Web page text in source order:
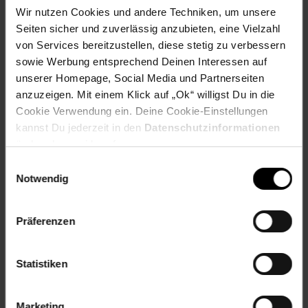
Wir nutzen Cookies und andere Techniken, um unsere
Seiten sicher und zuverlässig anzubieten, eine Vielzahl
von Services bereitzustellen, diese stetig zu verbessern
sowie Werbung entsprechend Deinen Interessen auf
unserer Homepage, Social Media und Partnerseiten
anzuzeigen. Mit einem Klick auf „Ok“ willigst Du in die
Cookie Verwendung ein. Deine Cookie-Einstellungen
kannst Du jederzeit in den Datenschutzinformationen
ändern bzw. widerrufen.
Notwendig
Präferenzen
Statistiken
bieten, die sie mit Spaß und Leidenschaft arbeiten und
Ergebnisse erzielen lassen, auf die sie stolz sind. Wir
stehen als Marke für clevere Innovationen und neuartige
Lösungen für vielfältige Herausforderungen auf der
Baustelle.
Artikelnummer: 2806510000
EAN: 4030293197329
Artikel gehört zur Kategorie:Schleifmaschinen &
Poliermaschinen